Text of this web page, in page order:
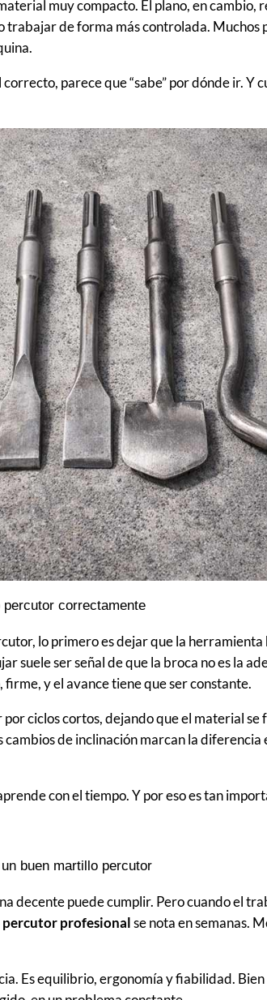
muy compacto. El plano, en cambio,
trabajar de forma más controlada. Muchos
parece que “sabe” por dónde ir. Y
correctamente
lo primero es dejar que la herramienta
suele ser señal de que la broca no es la
y el avance tiene que ser constante.
ciclos cortos, dejando que el material se
cambios de inclinación marcan la
con el tiempo. Y por eso es tan
buen martillo percutor
decente puede cumplir. Pero cuando el
profesionalse nota en semanas.
Es equilibrio, ergonomía y fiabilidad.